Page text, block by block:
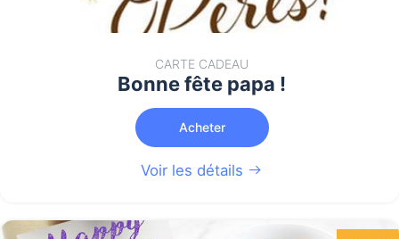
CARTE CADEAU
Bonne fête papa !
Acheter
Voir les détails